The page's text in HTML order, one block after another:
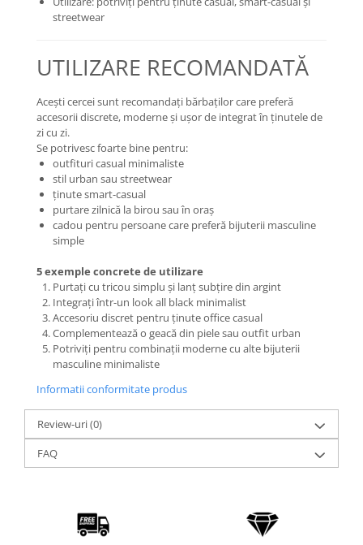
streetwear
UTILIZARE RECOMANDATĂ
Acești cercei sunt recomandați bărbaților care preferă
accesorii discrete, moderne și ușor de integrat în ținutele de
zi cu zi.
Se potrivesc foarte bine pentru:
outfituri casual minimaliste
stil urban sau streetwear
ținute smart-casual
purtare zilnică la birou sau în oraș
cadou pentru persoane care preferă bijuterii masculine
simple
5 exemple concrete de utilizare
Purtați cu tricou simplu și lanț subțire din argint
Integrați într-un look all black minimalist
Accesoriu discret pentru ținute office casual
Complementează o geacă din piele sau outfit urban
Potriviți pentru combinații moderne cu alte bijuterii
masculine minimaliste
Informatii conformitate produs
Review-uri(0)
FAQ